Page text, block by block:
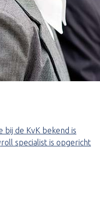
bij de KvK bekend is
specialist is opgericht